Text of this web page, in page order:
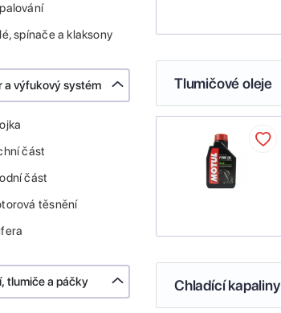
spínače a klaksony
a výfukový systém
část
část
těsnění
tlumiče a páčky
Tlumičové oleje
Chladící kapaliny